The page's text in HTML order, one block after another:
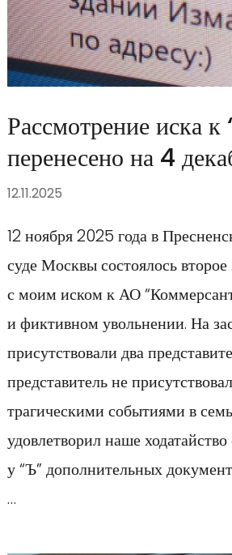
Рассмотрение иска к
перенесено на 4
12.11.2025
12 ноября 2025 года в
суде Москвы состоялось второе
с моим иском к АО
и фиктивном увольнении. На
присутствовали два
представитель не
трагическими событиями в
удовлетворил наше
у “Ъ” дополнительных
…